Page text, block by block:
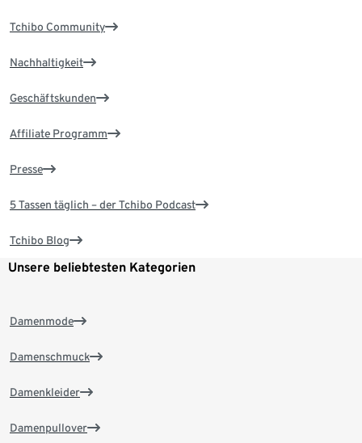
Tchibo Community
Nachhaltigkeit
Geschäftskunden
Affiliate Programm
Presse
5 Tassen täglich – der Tchibo Podcast
Tchibo Blog
Unsere beliebtesten Kategorien
Damenmode
Damenschmuck
Damenkleider
Damenpullover